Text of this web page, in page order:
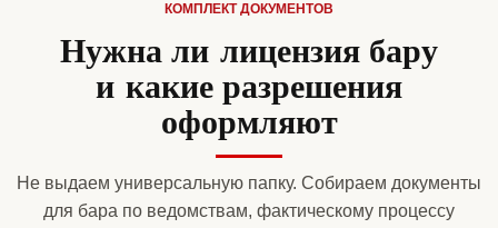
КОМПЛЕКТ ДОКУМЕНТОВ
Нужна ли лицензия бару
и какие разрешения
оформляют
Не выдаем универсальную папку. Собираем документы
для бара по ведомствам, фактическому процессу